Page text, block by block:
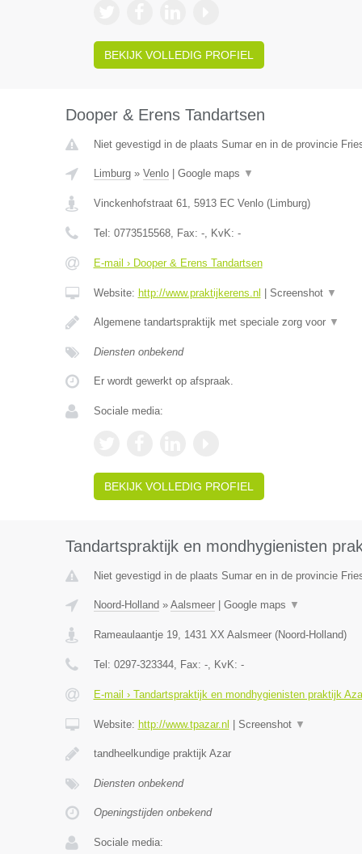
BEKIJK VOLLEDIG PROFIEL
Dooper & Erens Tandartsen
Niet gevestigd in de plaats Sumar en in de provincie
Limburg» Venlo| Google maps ▼
Vinckenhofstraat 61, 5913 EC Venlo(Limburg)
Tel: 0773515568, Fax: -, KvK: -
E-mail › Dooper & Erens Tandartsen
Website: http://www.praktijkerens.nl Screenshot ▼
Algemene tandartspraktijk met speciale zorg voor ▼
Diensten onbekend
Er wordt gewerkt op afspraak.
Sociale media:
BEKIJK VOLLEDIG PROFIEL
Tandartspraktijk en mondhygienisten
Niet gevestigd in de plaats Sumar en in de provincie
Noord-Holland » Aalsmeer| Google maps ▼
Rameaulaantje 19, 1431 XX Aalsmeer(Noord-Holland)
Tel: 0297-323344, Fax: -, KvK: -
E-mail › Tandartspraktijk en mondhygienisten praktijk
Website: http://www.tpazar.nl Screenshot ▼
tandheelkundige praktijk Azar
Diensten onbekend
Openingstijden onbekend
Sociale media: